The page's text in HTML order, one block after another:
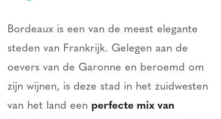
Bordeaux is een van de meest elegante
steden van Frankrijk. Gelegen aan de
oevers van de Garonne en beroemd om
zijn wijnen, is deze stad in het zuidwesten
van het land een perfecte mix van